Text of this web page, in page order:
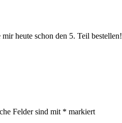
heute schon den 5. Teil bestellen!
Felder sind mit * markiert